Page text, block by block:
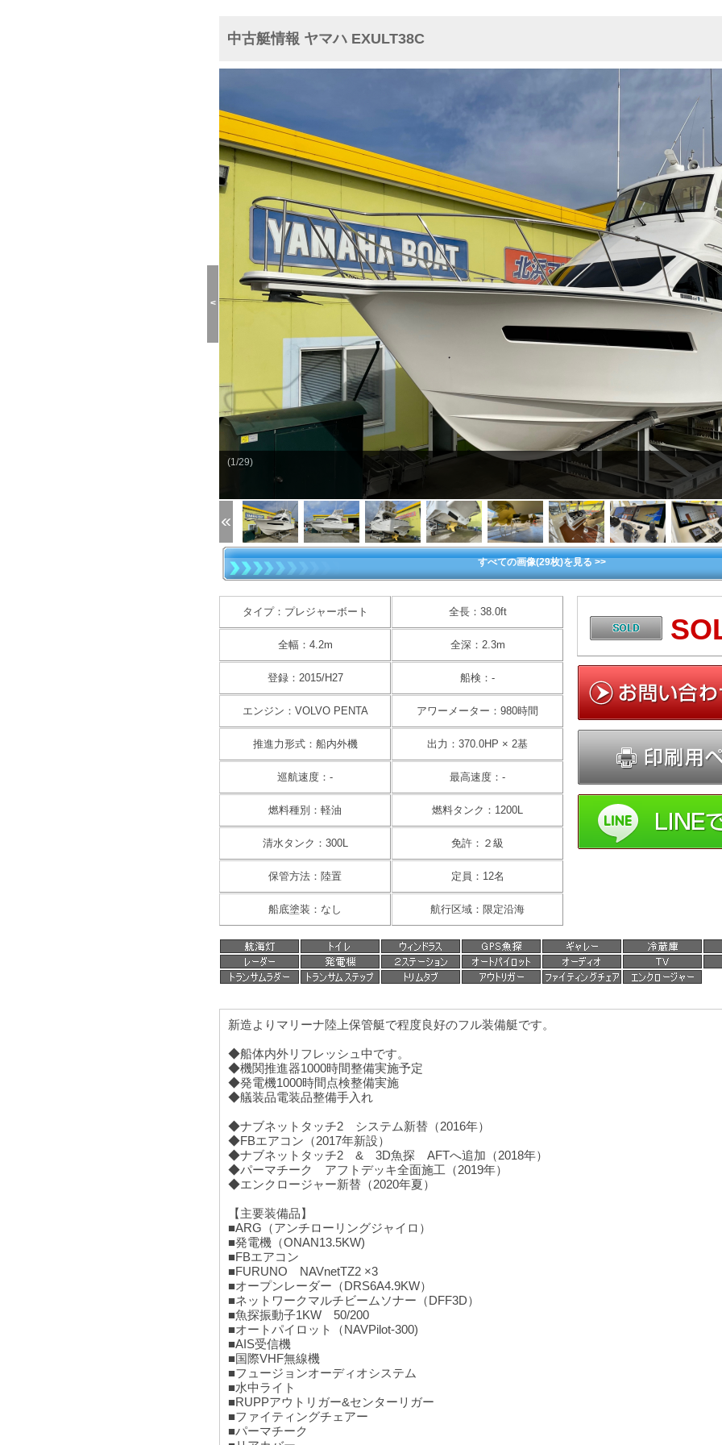
中古艇情報 ヤマハ EXULT38C
<
(1/29)
すべての画像(29枚)を見る >>
タイプ：プレジャーボート 全長：38.0ft
全幅：4.2m 全深：2.3m
登録：2015/H27 船検：-
エンジン：VOLVO PENTA アワーメーター：980時間
推進力形式：船内外機 出力：370.0HP × 2基
巡航速度：- 最高速度：-
燃料種別：軽油 燃料タンク：1200L
清水タンク：300L 免許：２級
保管方法：陸置 定員：12名
船底塗装：なし 航行区域：限定沿海
新造よりマリーナ陸上保管艇で程度良好のフル装備艇です。
◆船体内外リフレッシュ中です。
◆機関推進器1000時間整備実施予定
◆発電機1000時間点検整備実施
◆艤装品電装品整備手入れ
◆ナブネットタッチ2 システム新替（2016年）
◆FBエアコン（2017年新設）
◆ナブネットタッチ2 & 3D魚探 AFTへ追加（2018年）
◆パーマチーク アフトデッキ全面施工（2019年）
◆エンクロージャー新替（2020年夏）
【主要装備品】
■ARG（アンチローリングジャイロ）
■発電機（ONAN13.5KW)
■FBエアコン
■FURUNO NAVnetTZ2 ×3
■オープンレーダー（DRS6A4.9KW）
■ネットワークマルチビームソナー（DFF3D）
■魚探振動子1KW 50/200
■オートパイロット（NAVPilot-300)
■AIS受信機
■国際VHF無線機
■フュージョンオーディオシステム
■水中ライト
■RUPPアウトリガー&センターリガー
■ファイティングチェアー
■パーマチーク